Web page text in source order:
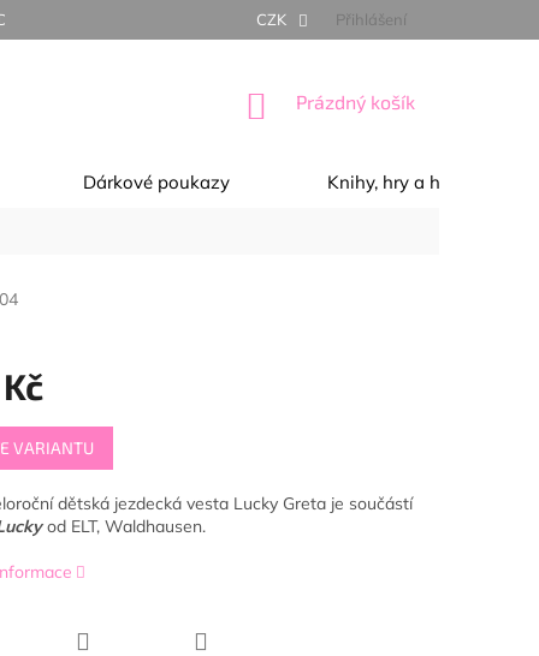
PODMÍNKY OCHRANA OSOBNÍCH ÚDAJŮ
CZK Přihlášení
NÁKUPNÍ
Prázdný košík
Dárkové poukazy Knihy, hry a hračky
VARIANTU
dětská jezdecká vesta Lucky Greta je součástí
od ELT, Waldhausen.